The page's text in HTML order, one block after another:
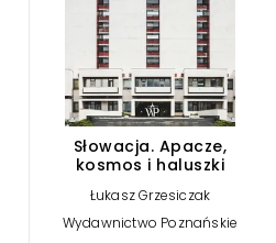
Słowacja. Apacze,
kosmos i haluszki
Łukasz Grzesiczak
Wydawnictwo Poznańskie